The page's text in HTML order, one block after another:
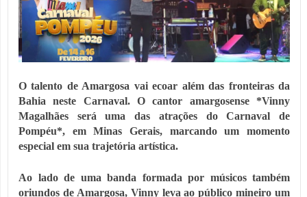
O talento de Amargosa vai ecoar além das fronteiras da
Bahia neste Carnaval. O cantor amargosense *Vinny
Magalhães será uma das atrações do Carnaval de
Pompéu*, em Minas Gerais, marcando um momento
especial em sua trajetória artística.
Ao lado de uma banda formada por músicos também
oriundos de Amargosa, Vinny leva ao público mineiro um